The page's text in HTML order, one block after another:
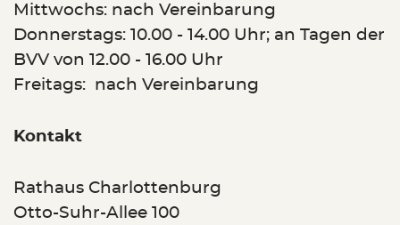
Mittwochs: nach Vereinbarung
Donnerstags: 10.00 - 14.00 Uhr; an Tagen der
BVV von 12.00 - 16.00 Uhr
Freitags: nach Vereinbarung
Kontakt
Rathaus Charlottenburg
Otto-Suhr-Allee 100